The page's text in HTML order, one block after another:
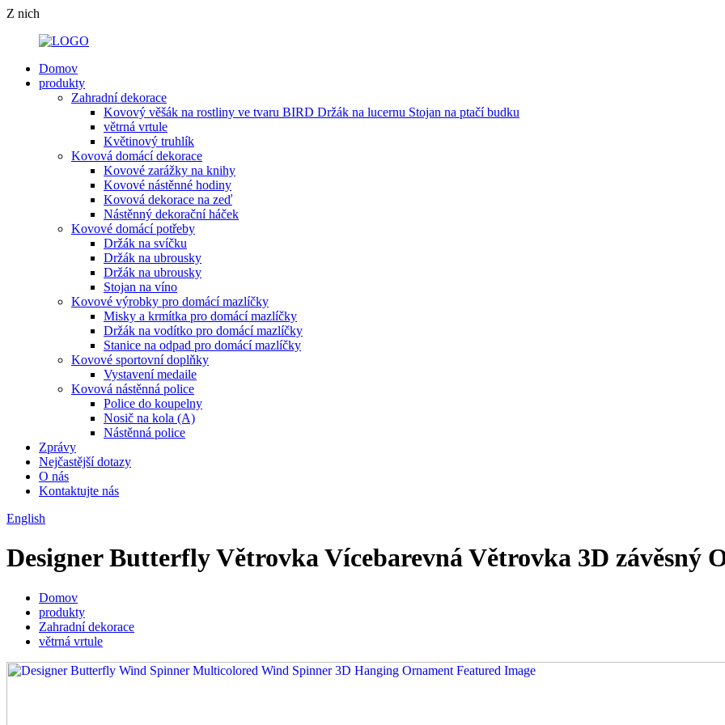
Z nich
Domov
produkty
Zahradní dekorace
Kovový věšák na rostliny ve tvaru BIRD Držák na lucernu Stojan na ptačí budku
větrná vrtule
Květinový truhlík
Kovová domácí dekorace
Kovové zarážky na knihy
Kovové nástěnné hodiny
Kovová dekorace na zeď
Nástěnný dekorační háček
Kovové domácí potřeby
Držák na svíčku
Držák na ubrousky
Držák na ubrousky
Stojan na víno
Kovové výrobky pro domácí mazlíčky
Misky a krmítka pro domácí mazlíčky
Držák na vodítko pro domácí mazlíčky
Stanice na odpad pro domácí mazlíčky
Kovové sportovní doplňky
Vystavení medaile
Kovová nástěnná police
Police do koupelny
Nosič na kola (A)
Nástěnná police
Zprávy
Nejčastější dotazy
O nás
Kontaktujte nás
English
Designer Butterfly Větrovka Vícebarevná Větrovka 3D závěsný
Domov
produkty
Zahradní dekorace
větrná vrtule